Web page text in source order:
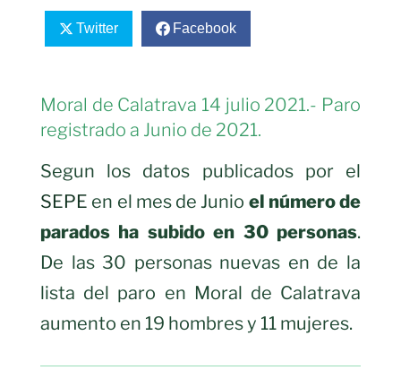
Twitter Facebook
Moral de Calatrava 14 julio 2021.- Paro
registrado a Junio de 2021.
Segun los datos publicados por el
SEPE en el mes de Junio el número de
parados ha subido en 30 personas.
De las 30 personas nuevas en de la
lista del paro en Moral de Calatrava
aumento en 19 hombres y 11 mujeres.